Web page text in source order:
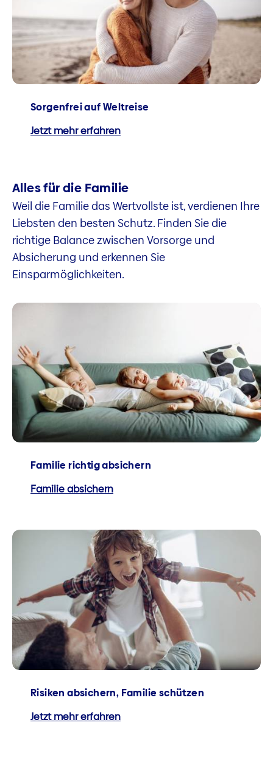
Sorgenfrei auf Weltreise
Jetzt mehr erfahren
Alles für die Familie
Weil die Familie das Wertvollste ist, verdienen Ihre
Liebsten den besten Schutz. Finden Sie die
richtige Balance zwischen Vorsorge und
Absicherung und erkennen Sie
Einsparmöglichkeiten.
Familie richtig absichern
Familie absichern
Risiken absichern, Familie schützen
Jetzt mehr erfahren